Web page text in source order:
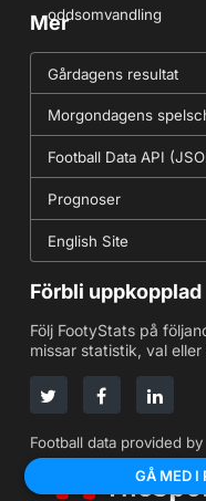
oddsomvandling
Mer
Gårdagens resultat
Morgondagens
Football Data API
Prognoser
English Site
Förbli uppkopplad
Följ FootyStats på
missar statistik, val
Football data provided by
GÅ MED I